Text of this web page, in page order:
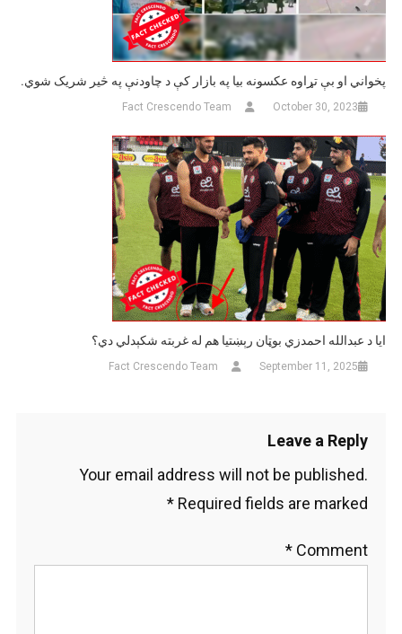
پخواني او بې تړاوه عکسونه بیا په بازار کې د چاودنې په څیر شریک شوي.
October 30, 2023
Fact Crescendo Team
ایا د عبدالله احمدزي بوټان رېښتیا هم له غربته شکېدلي دي؟
September 11, 2025
Fact Crescendo Team
Leave a Reply
Your email address will not be published.
Required fields are marked
*
Comment
*